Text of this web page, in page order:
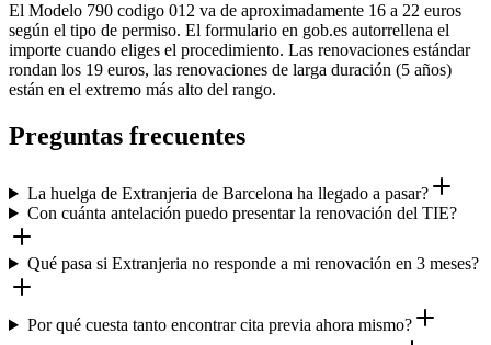
El Modelo 790 codigo 012 va de aproximadamente 16 a 22 euros
según el tipo de permiso. El formulario en gob.es autorrellena el
importe cuando eliges el procedimiento. Las renovaciones estándar
rondan los 19 euros, las renovaciones de larga duración (5 años)
están en el extremo más alto del rango.
Preguntas frecuentes
La huelga de Extranjeria de Barcelona ha llegado a pasar?
Con cuánta antelación puedo presentar la renovación del TIE?
Qué pasa si Extranjeria no responde a mi renovación en 3 meses?
Por qué cuesta tanto encontrar cita previa ahora mismo?